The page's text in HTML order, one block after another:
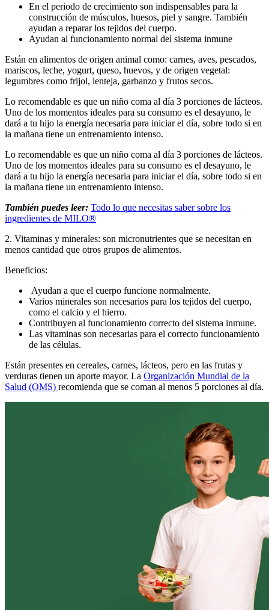
En el periodo de crecimiento son indispensables para la
construcción de músculos, huesos, piel y sangre. También
ayudan a reparar los tejidos del cuerpo.
Ayudan al funcionamiento normal del sistema inmune
Están en alimentos de origen animal como: carnes, aves, pescados,
mariscos, leche, yogurt, queso, huevos, y de origen vegetal:
legumbres como frijol, lenteja, garbanzo y frutos secos.
Lo recomendable es que un niño coma al día 3 porciones de lácteos.
Uno de los momentos ideales para su consumo es el desayuno, le
dará a tu hijo la energía necesaria para iniciar el día, sobre todo si en
la mañana tiene un entrenamiento intenso.
Lo recomendable es que un niño coma al día 3 porciones de lácteos.
Uno de los momentos ideales para su consumo es el desayuno, le
dará a tu hijo la energía necesaria para iniciar el día, sobre todo si en
la mañana tiene un entrenamiento intenso.
También puedes leer: Todo lo que necesitas saber sobre los
ingredientes de MILO®
2. Vitaminas y minerales: son micronutrientes que se necesitan en
menos cantidad que otros grupos de alimentos.
Beneficios:
Ayudan a que el cuerpo funcione normalmente.
Varios minerales son necesarios para los tejidos del cuerpo,
como el calcio y el hierro.
Contribuyen al funcionamiento correcto del sistema inmune.
Las vitaminas son necesarias para el correcto funcionamiento
de las células.
Están presentes en cereales, carnes, lácteos, pero en las frutas y
verduras tienen un aporte mayor. La Organización Mundial de la
Salud (OMS) recomienda que se coman al menos 5 porciones al día.